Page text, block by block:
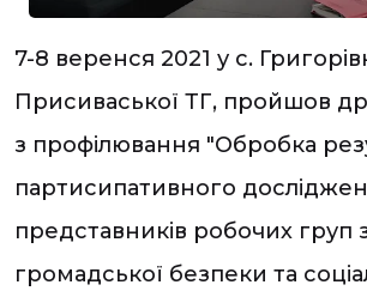
7-8 веренся 2021 у с.
Присиваської ТГ, пройшов
з профілювання "Обробка
партисипативного
представників робочих груп
громадської безпеки та